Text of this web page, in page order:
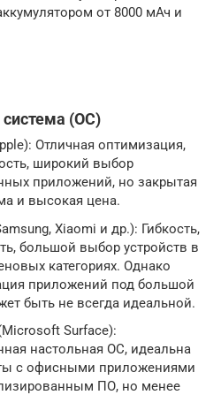
от 8000 мАч и
(ОС)
Отличная оптимизация,
широкий выбор
приложений, но закрытая
и высокая цена.
Xiaomi и др.): Гибкость,
большой выбор устройств в
категориях. Однако
приложений под большой
быть не всегда идеальной.
Surface):
настольная ОС, идеальна
с офисными приложениями
ПО, но менее